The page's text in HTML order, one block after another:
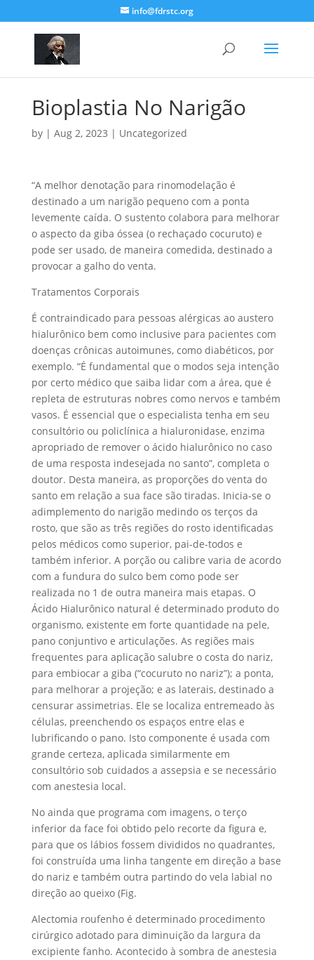
info@fdrstc.org
Bioplastia No Narigão
by | Aug 2, 2023 | Uncategorized
“A melhor denotação para rinomodelação é
destinado a um narigão pequeno com a ponta
levemente caída. O sustento colabora para melhorar
o aspecto da giba óssea (o rechaçado cocuruto) e
pode ser usado, de maneira comedida, destinado a
provocar a galho do venta.
Tratamentos Corporais
É contraindicado para pessoas alérgicas ao austero
hialurônico bem como inclusive para pacientes com
doenças crônicas autoimunes, como diabéticos, por
exemplo. “É fundamental que o modos seja intenção
por certo médico que saiba lidar com a área, que é
repleta de estruturas nobres como nervos e também
vasos. É essencial que o especialista tenha em seu
consultório ou policlínica a hialuronidase, enzima
apropriado de remover o ácido hialurônico no caso
de uma resposta indesejada no santo”, completa o
doutor. Desta maneira, as proporções do venta do
santo em relação a sua face são tiradas. Inicia-se o
adimplemento do narigão medindo os terços da
rosto, que são as três regiões do rosto identificadas
pelos médicos como superior, pai-de-todos e
também inferior. A porção ou calibre varia de acordo
com a fundura do sulco bem como pode ser
realizada no 1 de outra maneira mais etapas. O
Ácido Hialurônico natural é determinado produto do
organismo, existente em forte quantidade na pele,
pano conjuntivo e articulações. As regiões mais
frequentes para aplicação salubre o costa do nariz,
para embiocar a giba (“cocuruto no nariz”); a ponta,
para melhorar a projeção; e as laterais, destinado a
censurar assimetrias. Ele se localiza entremeado às
células, preenchendo os espaços entre elas e
lubrificando o pano. Isto componente é usada com
grande certeza, aplicada similarmente em
consultório sob cuidados a assepsia e se necessário
com anestesia local.
No ainda que programa com imagens, o terço
inferior da face foi obtido pelo recorte da figura e,
para que os lábios fossem divididos no quadrantes,
foi construída uma linha tangente em direção a base
do nariz e também outra partindo do vela labial no
direção ao queixo (Fig.
Alectomia roufenho é determinado procedimento
cirúrgico adotado para diminuição da largura da
excipiente fanho. Acontecido à sombra de anestesia